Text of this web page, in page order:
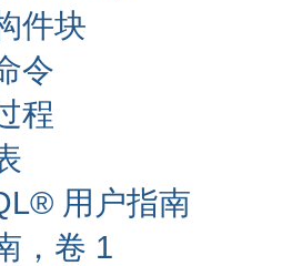
件块
令
程
用户指南
，卷 1